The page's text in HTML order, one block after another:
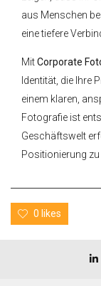
aus Menschen
eine tiefere
MitCorporate
Identität, die Ihre
einem klaren,
Fotografie ist
Geschäftswelt
Positionierung zu
0 likes